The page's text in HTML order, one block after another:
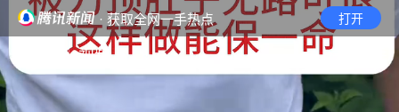
· 获取全网一手热点 打开
视频